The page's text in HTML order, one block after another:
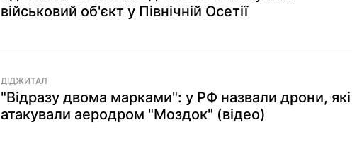
військовий об'єкт у Північній Осетії
ДІДЖИТАЛ
"Відразу двома марками": у РФ назвали дрони, які
атакували аеродром "Моздок" (відео)